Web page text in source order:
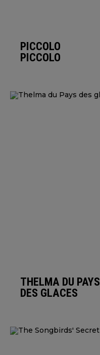
PICCOLO
PICCOLO
THELMA DU PAYS
DES GLACES